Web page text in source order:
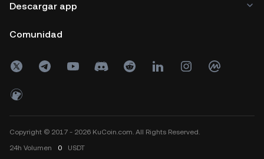
Descargar app
Comunidad
Copyright © 2017 - 2026 KuCoin.com. All Rights Reserved.
24h Volumen 0 USDT